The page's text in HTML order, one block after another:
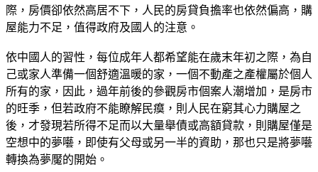
際，房價卻依然高居不下，人民的房貸負擔率也依然偏高，購
屋能力不足，值得政府及國人的注意。
依中國人的習性，每位成年人都希望能在歲末年初之際，為自
己或家人準備一個舒適溫暖的家，一個不動產之產權屬於個人
所有的家，因此，過年前後的參觀房市個案人潮增加，是房市
的旺季，但若政府不能瞭解民瘼，則人民在窮其心力購屋之
後，才發現若所得不足而以大量舉債或高額貸款，則購屋僅是
空想中的夢囈，即使有父母或另一半的資助，那也只是將夢囈
轉換為夢魘的開始。